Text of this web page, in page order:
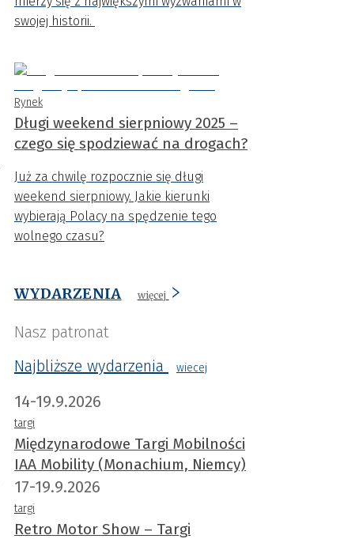
swojej historii.
Rynek
Długi weekend sierpniowy 2025 –
czego się spodziewać na drogach?
Już za chwilę rozpocznie się długi
weekend sierpniowy. Jakie kierunki
wybierają Polacy na spędzenie tego
wolnego czasu?
WYDARZENIA więcej
Nasz patronat
Najbliższe wydarzenia
wiecej
14-19.9.2026
targi
Międzynarodowe Targi Mobilności
IAA Mobility (Monachium, Niemcy)
17-19.9.2026
targi
Retro Motor Show – Targi